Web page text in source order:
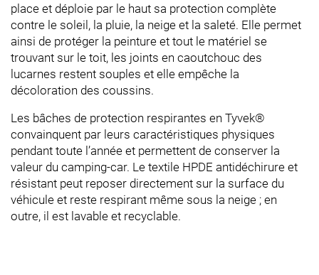
place et déploie par le haut sa protection complète
contre le soleil, la pluie, la neige et la saleté. Elle permet
ainsi de protéger la peinture et tout le matériel se
trouvant sur le toit, les joints en caoutchouc des
lucarnes restent souples et elle empêche la
décoloration des coussins.
Les bâches de protection respirantes en Tyvek®
convainquent par leurs caractéristiques physiques
pendant toute l’année et permettent de conserver la
valeur du camping-car. Le textile HPDE antidéchirure et
résistant peut reposer directement sur la surface du
véhicule et reste respirant même sous la neige ; en
outre, il est lavable et recyclable.